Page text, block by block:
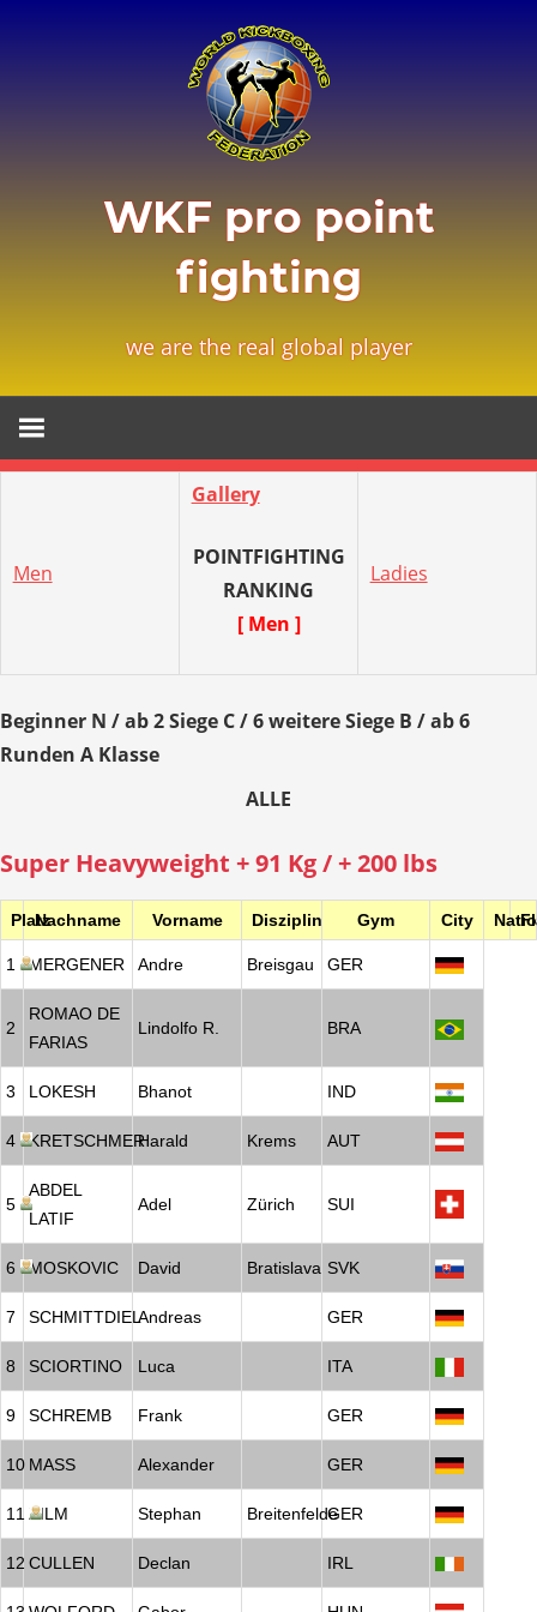
WKF pro point
fighting
we are the real global player
Men
Gallery
POINTFIGHTING
RANKING
[ Men ]
Ladies
Beginner N / ab 2 Siege C / 6 weitere Siege B / ab 6
Runden A Klasse
ALLE
Super Heavyweight + 91 Kg / + 200 lbs
PlatzNachname Vorname Disziplin Gym City
1 MERGENER Andre Breisgau GER
2
ROMAO DE
FARIAS
Lindolfo R. BRA
3 LOKESH Bhanot IND
4 KRETSCHMERHarald Krems AUT
5
ABDEL
LATIF
Adel Zürich SUI
6 MOSKOVIC David Bratislava SVK
7 SCHMITTDIELAndreas GER
8 SCIORTINO Luca ITA
9 SCHREMB Frank GER
10 MASS Alexander GER
11ZILM Stephan BreitenfeldeGER
12 CULLEN Declan IRL